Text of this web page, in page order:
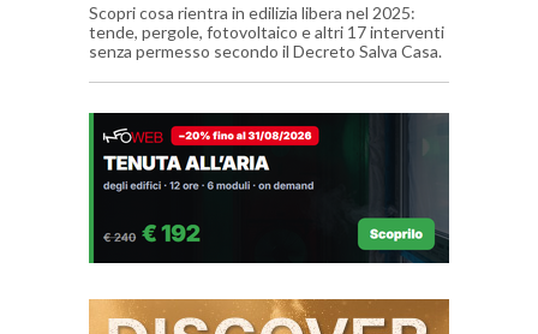
Scopri cosa rientra in edilizia libera nel 2025:
tende, pergole, fotovoltaico e altri 17 interventi
senza permesso secondo il Decreto Salva Casa.